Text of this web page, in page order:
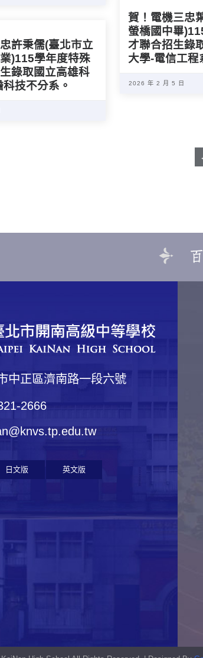
賀！電機三忠
螢橋國中畢
才聯合招生錄
大學-電信工程
2026 年 2 月 5 日
許秉儒(臺北市立
)115學年度特殊
錄取國立高雄科
技不分系。
中正區濟南路一段六號
2666
日文版 英文版